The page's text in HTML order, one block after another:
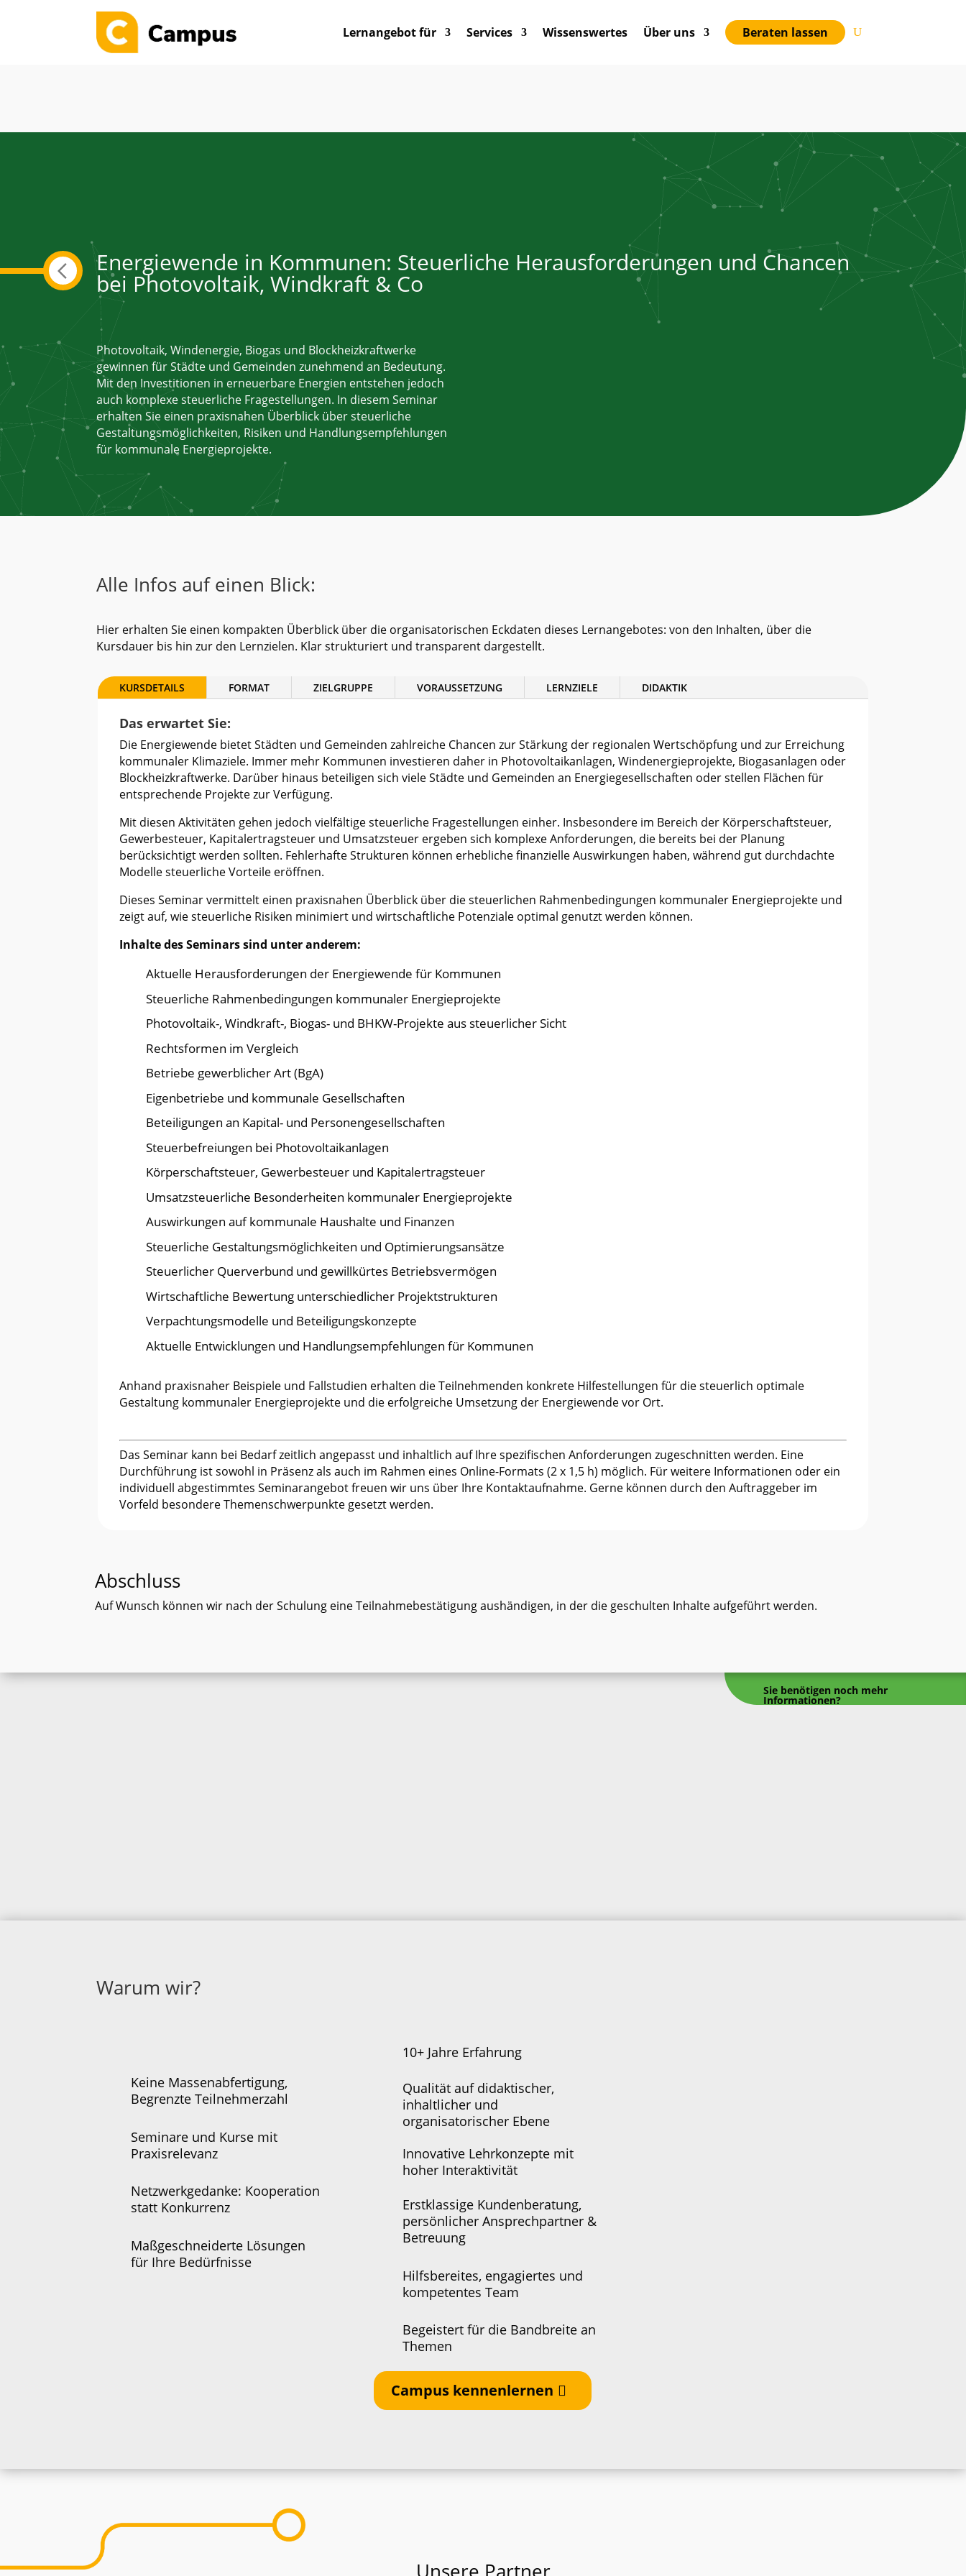
Lernangebot für Services Wissenswertes Über uns Beraten lassen
Energiewende in Kommunen: Steuerliche Herausforderungen und Chancen
bei Photovoltaik, Windkraft & Co
Photovoltaik, Windenergie, Biogas und Blockheizkraftwerke
gewinnen für Städte und Gemeinden zunehmend an Bedeutung.
Mit den Investitionen in erneuerbare Energien entstehen jedoch
auch komplexe steuerliche Fragestellungen. In diesem Seminar
erhalten Sie einen praxisnahen Überblick über steuerliche
Gestaltungsmöglichkeiten, Risiken und Handlungsempfehlungen
für kommunale Energieprojekte.
Alle Infos auf einen Blick:
Hier erhalten Sie einen kompakten Überblick über die organisatorischen Eckdaten dieses Lernangebotes: von den Inhalten, über die
Kursdauer bis hin zur den Lernzielen. Klar strukturiert und transparent dargestellt.
KURSDETAILS FORMAT ZIELGRUPPE VORAUSSETZUNG LERNZIELE DIDAKTIK
Das erwartet Sie:
Die Energiewende bietet Städten und Gemeinden zahlreiche Chancen zur Stärkung der regionalen Wertschöpfung und zur Erreichung
kommunaler Klimaziele. Immer mehr Kommunen investieren daher in Photovoltaikanlagen, Windenergieprojekte, Biogasanlagen oder
Blockheizkraftwerke. Darüber hinaus beteiligen sich viele Städte und Gemeinden an Energiegesellschaften oder stellen Flächen für
entsprechende Projekte zur Verfügung.
Mit diesen Aktivitäten gehen jedoch vielfältige steuerliche Fragestellungen einher. Insbesondere im Bereich der Körperschaftsteuer,
Gewerbesteuer, Kapitalertragsteuer und Umsatzsteuer ergeben sich komplexe Anforderungen, die bereits bei der Planung
berücksichtigt werden sollten. Fehlerhafte Strukturen können erhebliche finanzielle Auswirkungen haben, während gut durchdachte
Modelle steuerliche Vorteile eröffnen.
Dieses Seminar vermittelt einen praxisnahen Überblick über die steuerlichen Rahmenbedingungen kommunaler Energieprojekte und
zeigt auf, wie steuerliche Risiken minimiert und wirtschaftliche Potenziale optimal genutzt werden können.
Inhalte des Seminars sind unter anderem:
Aktuelle Herausforderungen der Energiewende für Kommunen
Steuerliche Rahmenbedingungen kommunaler Energieprojekte
Photovoltaik-, Windkraft-, Biogas- und BHKW-Projekte aus steuerlicher Sicht
Rechtsformen im Vergleich
Betriebe gewerblicher Art (BgA)
Eigenbetriebe und kommunale Gesellschaften
Beteiligungen an Kapital- und Personengesellschaften
Steuerbefreiungen bei Photovoltaikanlagen
Körperschaftsteuer, Gewerbesteuer und Kapitalertragsteuer
Umsatzsteuerliche Besonderheiten kommunaler Energieprojekte
Auswirkungen auf kommunale Haushalte und Finanzen
Steuerliche Gestaltungsmöglichkeiten und Optimierungsansätze
Steuerlicher Querverbund und gewillkürtes Betriebsvermögen
Wirtschaftliche Bewertung unterschiedlicher Projektstrukturen
Verpachtungsmodelle und Beteiligungskonzepte
Aktuelle Entwicklungen und Handlungsempfehlungen für Kommunen
Anhand praxisnaher Beispiele und Fallstudien erhalten die Teilnehmenden konkrete Hilfestellungen für die steuerlich optimale
Gestaltung kommunaler Energieprojekte und die erfolgreiche Umsetzung der Energiewende vor Ort.
Das Seminar kann bei Bedarf zeitlich angepasst und inhaltlich auf Ihre spezifischen Anforderungen zugeschnitten werden. Eine
Durchführung ist sowohl in Präsenz als auch im Rahmen eines Online-Formats (2 x 1,5 h) möglich. Für weitere Informationen oder ein
individuell abgestimmtes Seminarangebot freuen wir uns über Ihre Kontaktaufnahme. Gerne können durch den Auftraggeber im
Vorfeld besondere Themenschwerpunkte gesetzt werden.
Abschluss
Auf Wunsch können wir nach der Schulung eine Teilnahmebestätigung aushändigen, in der die geschulten Inhalte aufgeführt werden.
Sie benötigen noch mehr
Informationen?
Warum wir?
Keine Massenabfertigung,
Begrenzte Teilnehmerzahl
Seminare und Kurse mit
Praxisrelevanz
Netzwerkgedanke: Kooperation
statt Konkurrenz
Maßgeschneiderte Lösungen
für Ihre Bedürfnisse
10+ Jahre Erfahrung
Qualität auf didaktischer,
inhaltlicher und
organisatorischer Ebene
Innovative Lehrkonzepte mit
hoher Interaktivität
Erstklassige Kundenberatung,
persönlicher Ansprechpartner &
Betreuung
Hilfsbereites, engagiertes und
kompetentes Team
Begeistert für die Bandbreite an
Themen
Campus kennenlernen